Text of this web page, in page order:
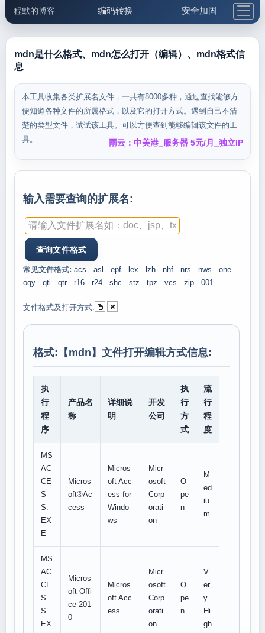
程默的博客 编码转换 安全加固
邮件工具 生活便民 更多工具
mdn是什么格式、mdn怎么打开（编辑）、mdn格式信
息
本工具收集各类扩展名文件，一共有8000多种，通过查找能够方
便知道各种文件的所属格式，以及它的打开方式。遇到自己不清
楚的类型文件，试试该工具。可以方便查到能够编辑该文件的工
具。
雨云：中美港_服务器 5元/月_独立IP
输入需要查询的扩展名:
常见文件格式: acs asl epf lex lzh nhf nrs nws
one
oqy
qti qtr r16 r24 shc stz tpz vcs zip 001
文件格式及打开方式:
格式:【mdn 】文件打开编辑方式信息:
执
行
程
序
产品名
称
详细说
明
开发
公司
执
行
方
式
流
行
程
度
MS
AC
CE
S
S.
EX
E
Micros
oft®Ac
cess
Micros
oft Acc
ess for
Windo
ws
Micr
osoft
Corp
orati
on
O
pe
n
M
ed
iu
m
MS
AC
CE
S
S.
EX
Micros
oft Offi
ce 201
0
Micros
oft Acc
ess
Micr
osoft
Corp
orati
on
O
pe
n
V
er
y
Hi
gh